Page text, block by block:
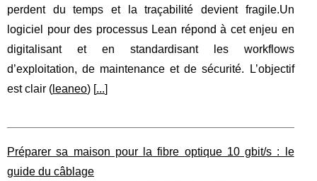
perdent du temps et la traçabilité devient fragile.Un
logiciel pour des processus Lean répond à cet enjeu en
digitalisant et en standardisant les workflows
d’exploitation, de maintenance et de sécurité. L’objectif
est clair ( leaneo) [...]
Préparer sa maison pour la fibre optique 10 gbit/s : le
guide du câblage